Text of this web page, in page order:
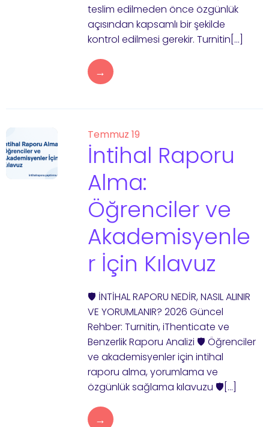
teslim edilmeden önce özgünlük
açısından kapsamlı bir şekilde
kontrol edilmesi gerekir. Turnitin[…]
→
Temmuz 19
İntihal Raporu
Alma:
Öğrenciler ve
Akademisyenle
r İçin Kılavuz
🛡️ İNTİHAL RAPORU NEDİR, NASIL ALINIR
VE YORUMLANIR? 2026 Güncel
Rehber: Turnitin, iThenticate ve
Benzerlik Raporu Analizi 🛡️ Öğrenciler
ve akademisyenler için intihal
raporu alma, yorumlama ve
özgünlük sağlama kılavuzu 🛡️[…]
→